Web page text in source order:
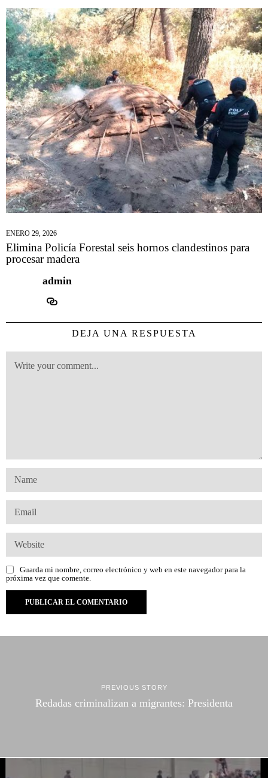
ENERO 29, 2026
Elimina Policía Forestal seis hornos clandestinos para
procesar madera
admin
DEJA UNA RESPUESTA
Guarda mi nombre, correo electrónico y web en este navegador para la
próxima vez que comente.
PREVIOUS STORY
Redadas criminalizan a migrantes: Presidenta